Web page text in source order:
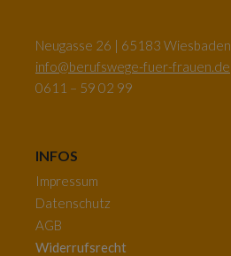
Neugasse 26 | 65183 Wiesbaden
info@berufswege-fuer-frauen.de
0611 – 59 02 99
INFOS
Impressum
Datenschutz
AGB
Widerrufsrecht